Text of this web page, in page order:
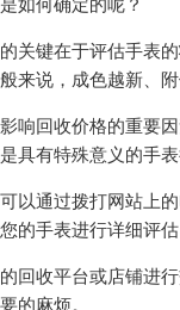
如何确定的呢？
关键在于评估手表
来说，成色越新、
响回收价格的重要
具有特殊意义的手
以通过拨打网站上
的手表进行详细评
回收平台或店铺进
的麻烦。